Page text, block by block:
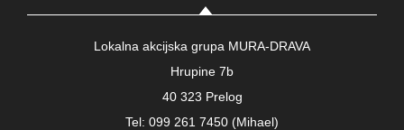
Lokalna akcijska grupa MURA-DRAVA
Hrupine 7b
40 323 Prelog
Tel: 099 261 7450 (Mihael)